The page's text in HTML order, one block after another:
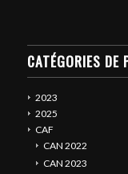
CATÉGORIES DE
2023
2025
CAF
CAN 2022
CAN 2023